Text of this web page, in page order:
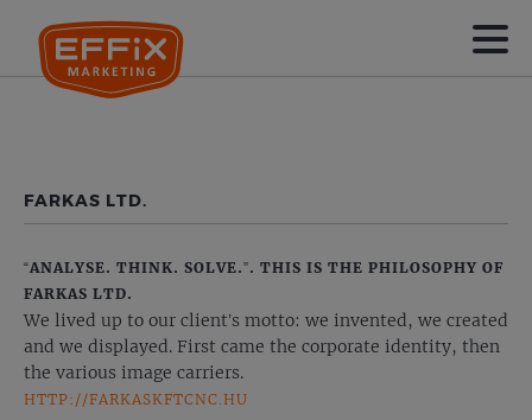
FARKAS LTD.
“ANALYSE. THINK. SOLVE.”. THIS IS THE PHILOSOPHY OF
FARKAS LTD.
We lived up to our client’s motto: we invented, we created
and we displayed. First came the corporate identity, then
the various image carriers.
HTTP://FARKASKFTCNC.HU